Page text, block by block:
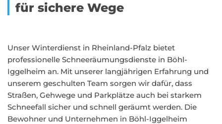
für sichere Wege
Unser Winterdienst in Rheinland-Pfalz bietet
professionelle Schneeräumungsdienste in Böhl-
Iggelheim an. Mit unserer langjährigen Erfahrung und
unserem geschulten Team sorgen wir dafür, dass
Straßen, Gehwege und Parkplätze auch bei starkem
Schneefall sicher und schnell geräumt werden. Die
Bewohner und Unternehmen in Böhl-Iggelheim